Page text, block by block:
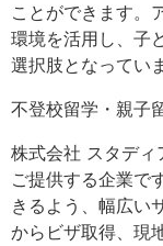
ことができます。
環境を活用し、子
選択肢となってい
不登校留学・親子
株式会社 スタディ
ご提供する企業で
きるよう、幅広い
からビザ取得、現